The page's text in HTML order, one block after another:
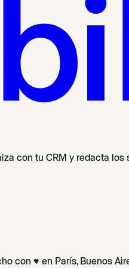
con tu CRM y redacta
con ♥ en París, Buenos